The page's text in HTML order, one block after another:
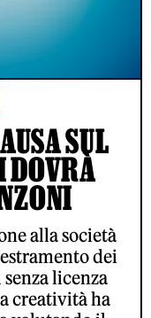
SUL
DOVRÀ
alla società
dei
licenza
creatività ha